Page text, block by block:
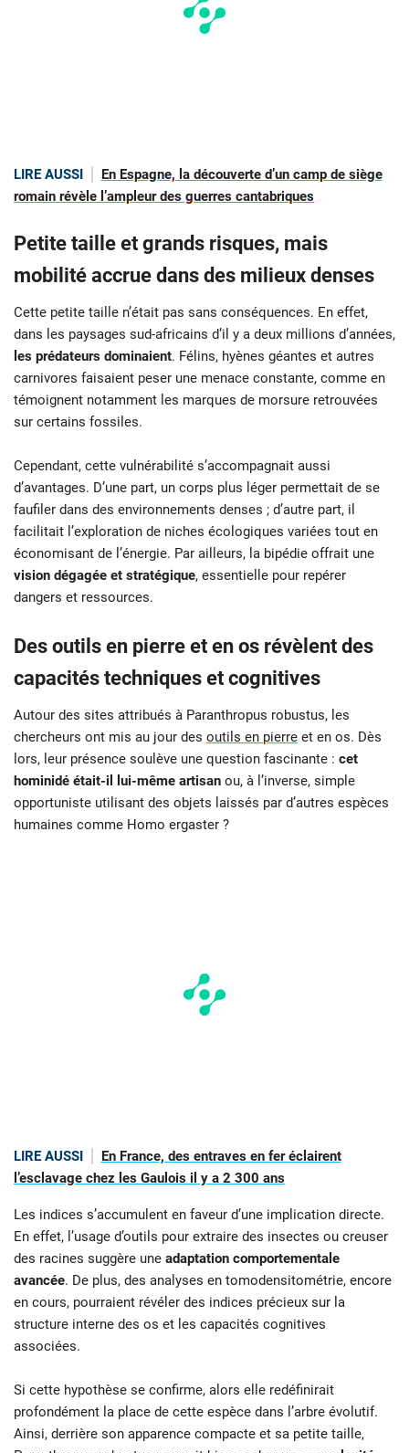
LIRE AUSSI
En Espagne, la découverte d’un camp de siège
romain révèle l’ampleur des guerres cantabriques
Petite taille et grands risques, mais
mobilité accrue dans des milieux denses
Cette petite taille n’était pas sans conséquences. En effet,
dans les paysages sud-africains d’il y a deux millions d’années,
les prédateurs dominaient. Félins, hyènes géantes et autres
carnivores faisaient peser une menace constante, comme en
témoignent notamment les marques de morsure retrouvées
sur certains fossiles.
Cependant, cette vulnérabilité s’accompagnait aussi
d’avantages. D’une part, un corps plus léger permettait de se
faufiler dans des environnements denses ; d’autre part, il
facilitait l’exploration de niches écologiques variées tout en
économisant de l’énergie. Par ailleurs, la bipédie offrait une
vision dégagée et stratégique, essentielle pour repérer
dangers et ressources.
Des outils en pierre et en os révèlent des
capacités techniques et cognitives
Autour des sites attribués à Paranthropus robustus, les
chercheurs ont mis au jour des outils en pierre et en os. Dès
lors, leur présence soulève une question fascinante : cet
hominidé était-il lui-même artisan ou, à l’inverse, simple
opportuniste utilisant des objets laissés par d’autres espèces
humaines comme Homo ergaster ?
LIRE AUSSI
En France, des entraves en fer éclairent
l’esclavage chez les Gaulois il y a 2 300 ans
Les indices s’accumulent en faveur d’une implication directe.
En effet, l’usage d’outils pour extraire des insectes ou creuser
des racines suggère une adaptation comportementale
avancée. De plus, des analyses en tomodensitométrie, encore
en cours, pourraient révéler des indices précieux sur la
structure interne des os et les capacités cognitives
associées.
Si cette hypothèse se confirme, alors elle redéfinirait
profondément la place de cette espèce dans l’arbre évolutif.
Ainsi, derrière son apparence compacte et sa petite taille,